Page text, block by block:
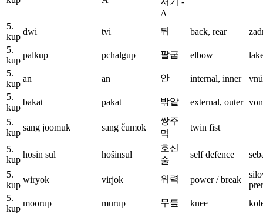
A
5.
kup
dwi tvi 뒤 back, rear
5.
kup
palkup pchalgup 팔굽 elbow
5.
kup
an an 안 internal, inner
5.
kup
bakat pakat 밖앝 external, outer
5.
kup
sang joomuk sang čumok
쌍주
먹
twin fist
5.
kup
hosin sul hošinsul
호신
술
self defence
5.
kup
wiryok virjok 위력 power / break
5.
kup
moorup murup 무릎 knee